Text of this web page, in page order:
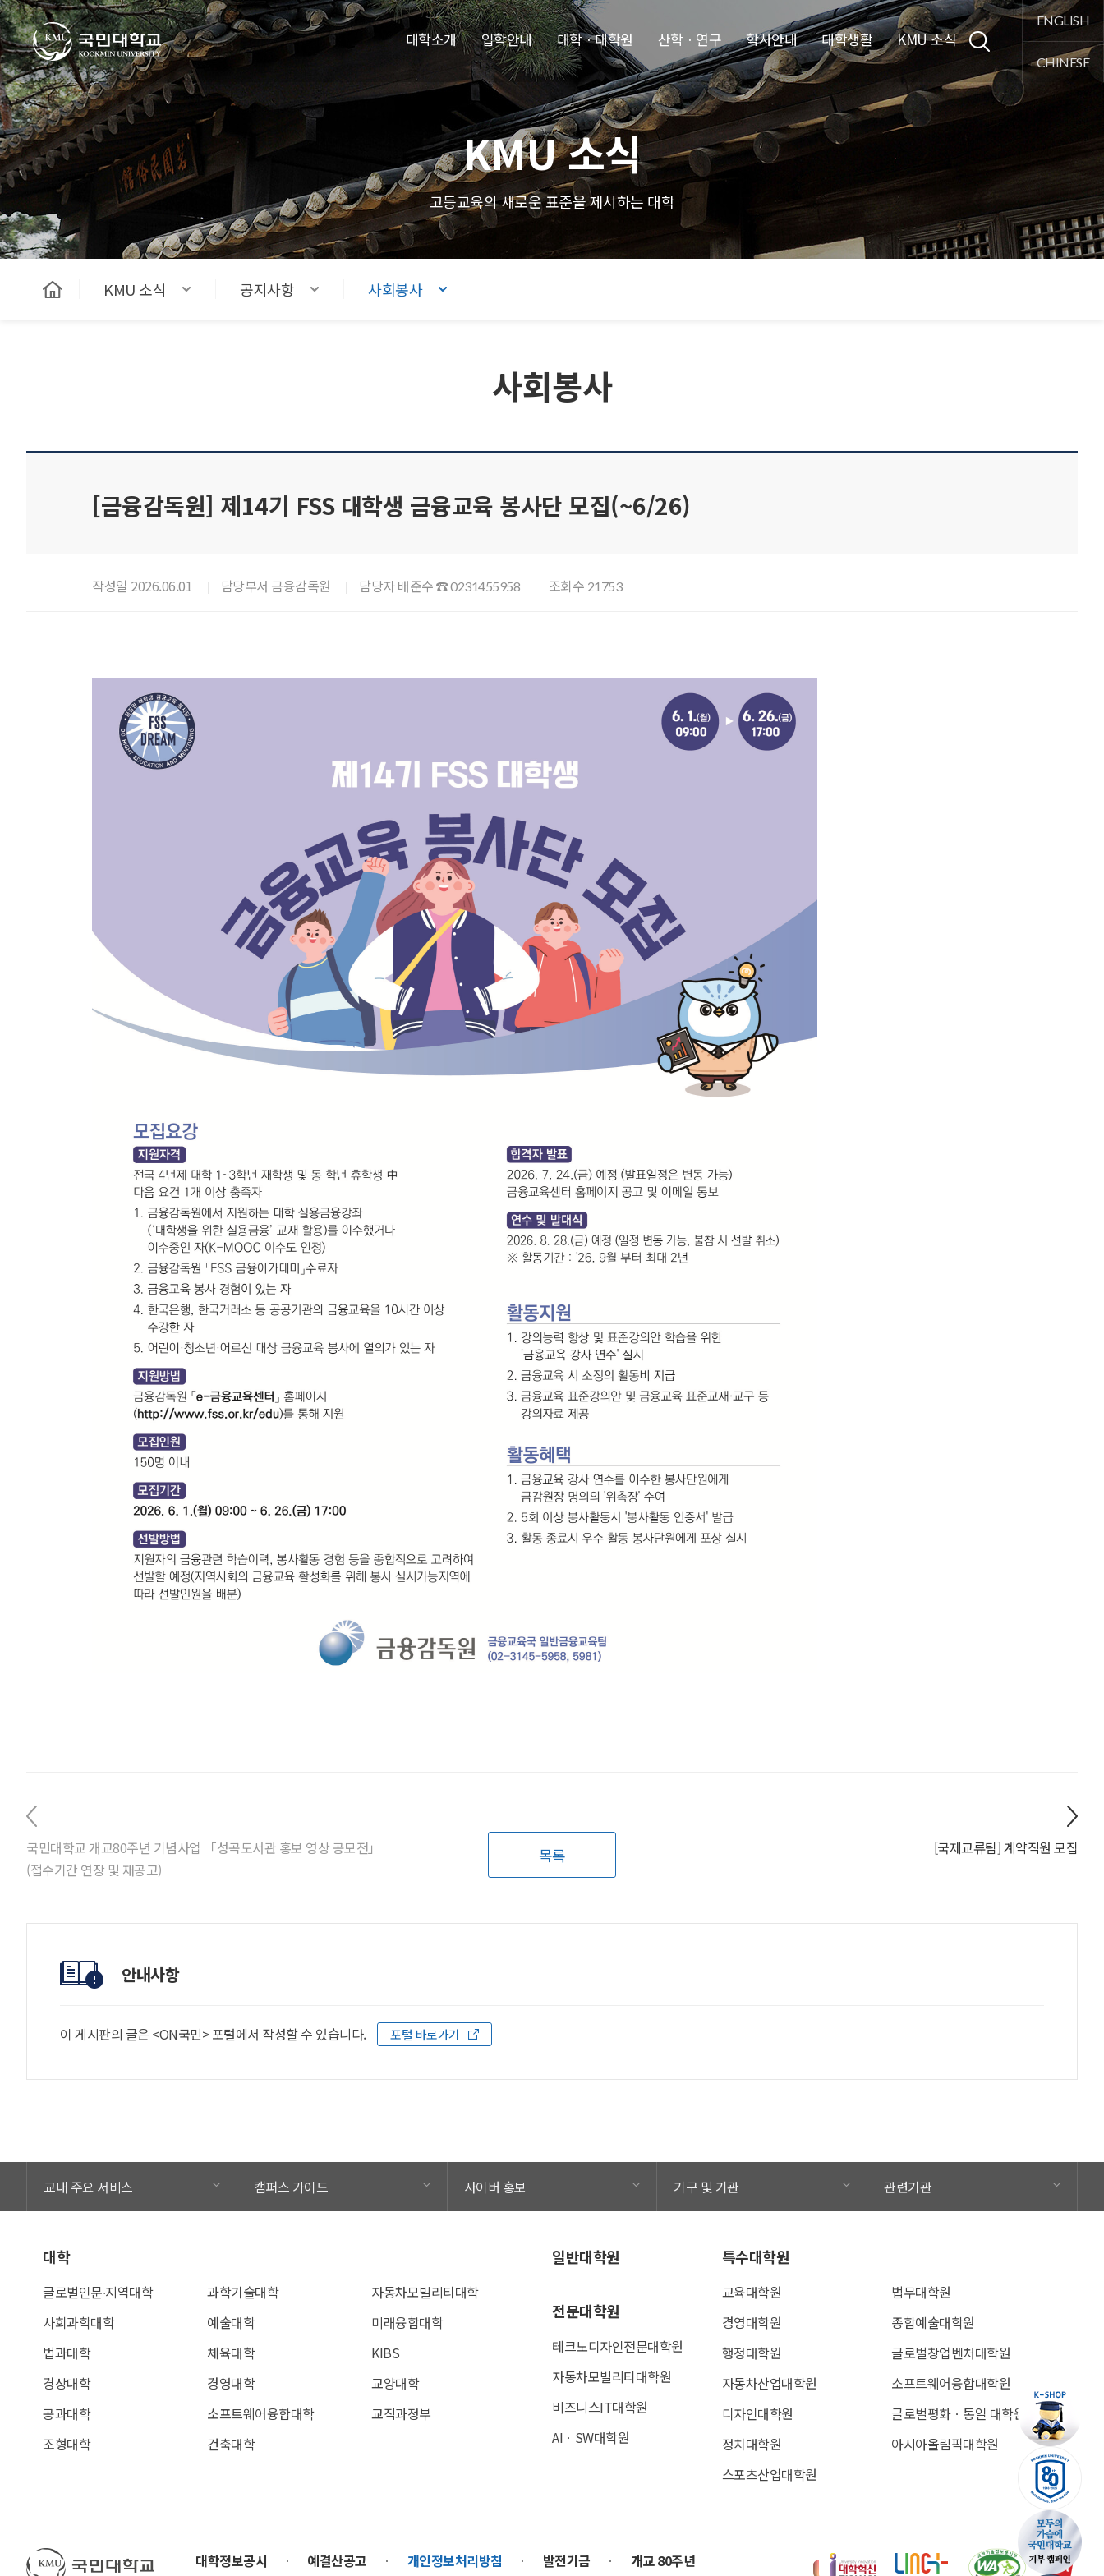
주메뉴 바로가기
본문내용 바로가기
푸터 바로가기
국민대학교
대학소개 입학안내 대학ㆍ대학원 산학ㆍ연구 학사안내 대학생활 KMU 소식
통합검색
ENGLISH
CHINESE
KMU 소식
고등교육의 새로운 표준을 제시하는 대학
KMU 소식 공지사항 사회봉사
사회봉사
[금융감독원] 제14기 FSS 대학생 금융교육 봉사단 모집(~6/26)
작성일 2026.06.01 담당부서 금융감독원 담당자 배준수 ☎ 0231455958 조회수 21753
국민대학교 개교80주년 기념사업 「성곡도서관 홍보 영상 공모전」
(접수기간 연장 및 재공고)
[국제교류팀] 계약직원 모집
목록
안내사항
이 게시판의 글은 <ON국민> 포털에서 작성할 수 있습니다. 포털 바로가기
교내 주요 서비스 캠퍼스 가이드 사이버 홍보 기구 및 기관 관련기관
대학
글로벌인문∙지역대학
사회과학대학
법과대학
경상대학
공과대학
조형대학
과학기술대학
예술대학
체육대학
경영대학
소프트웨어융합대학
건축대학
자동차모빌리티대학
미래융합대학
KIBS
교양대학
교직과정부
일반대학원
전문대학원
테크노디자인전문대학원
자동차모빌리티대학원
비즈니스IT대학원
AIㆍSW대학원
특수대학원
교육대학원
경영대학원
행정대학원
자동차산업대학원
디자인대학원
정치대학원
스포츠산업대학원
법무대학원
종합예술대학원
글로벌창업벤처대학원
소프트웨어융합대학원
글로벌평화ㆍ통일 대학원
아시아올림픽대학원
국민대학교 대학정보공시 예결산공고 개인정보처리방침 발전기금 개교 80주년